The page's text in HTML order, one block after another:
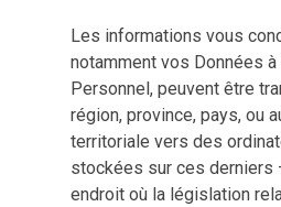
Les informations vous
notamment vos Données à
Personnel, peuvent être
région, province, pays, ou
territoriale vers des
stockées sur ces derniers
endroit où la législation